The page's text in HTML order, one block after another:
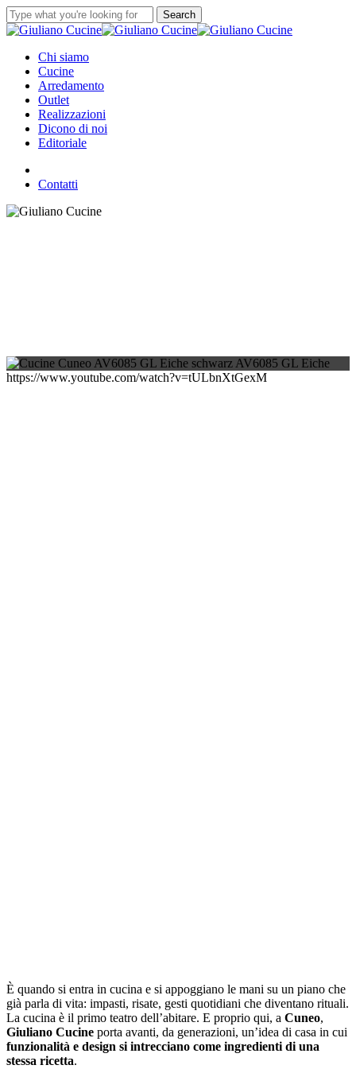
Skip
to
content
Search
Close
Menu
Chi siamo
Cucine
Arredamento
Outlet
Realizzazioni
Dicono di noi
Editoriale
Contatti
https://www.youtube.com/watch?v=tULbnXtGexM
È quando si entra in cucina e si appoggiano le mani su un piano che
già parla di vita: impasti, risate, gesti quotidiani che diventano rituali.
La cucina è il primo teatro dell’abitare. E proprio qui, a Cuneo,
Giuliano Cucine porta avanti, da generazioni, un’idea di casa in cui
funzionalità e design si intrecciano come ingredienti di una
stessa ricetta.